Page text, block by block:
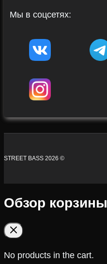
Мы в соцсетях:
STREET BASS 2026 ©
Обзор корзины
No products in the cart.